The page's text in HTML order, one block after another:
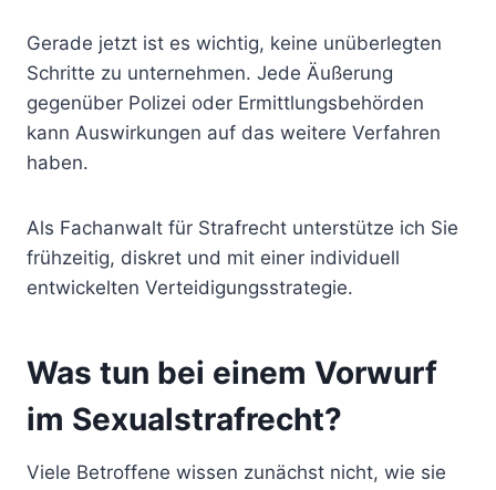
Gerade jetzt ist es wichtig, keine unüberlegten
Schritte zu unternehmen. Jede Äußerung
gegenüber Polizei oder Ermittlungsbehörden
kann Auswirkungen auf das weitere Verfahren
haben.
Als Fachanwalt für Strafrecht unterstütze ich Sie
frühzeitig, diskret und mit einer individuell
entwickelten Verteidigungsstrategie.
Was tun bei einem Vorwurf
im Sexualstrafrecht?
Viele Betroffene wissen zunächst nicht, wie sie